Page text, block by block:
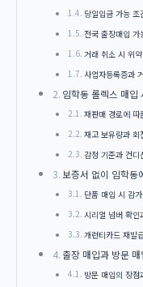
당일입금 가능 조
전국 출장매입
거래 취소 시 위
사업자등록증과
임학동 롤렉스 매입
재판매 경로에 따
재고 보유량과 회
감정 기준과 컨디
보증서 없이 임학동
단품 매입 시 감
시리얼 넘버 확
개런티카드 재발
출장 매입과 방문
방문 매입의 장점